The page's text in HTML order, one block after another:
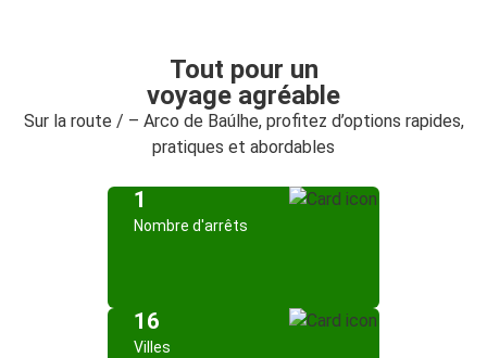
Tout pour un
voyage agréable
Sur la route / – Arco de Baúlhe, profitez d’options rapides,
pratiques et abordables
1
Nombre d'arrêts
16
Villes